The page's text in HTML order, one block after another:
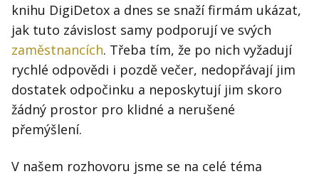
knihu DigiDetox a dnes se snaží firmám ukázat,
jak tuto závislost samy podporují ve svých
zaměstnancích. Třeba tím, že po nich vyžadují
rychlé odpovědi i pozdě večer, nedopřávají jim
dostatek odpočinku a neposkytují jim skoro
žádný prostor pro klidné a nerušené
přemýšlení.
V našem rozhovoru jsme se na celé téma